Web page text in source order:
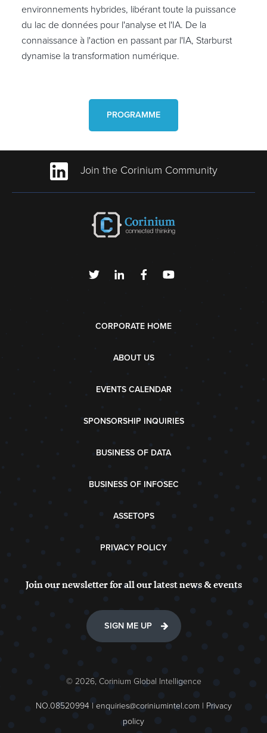
environnements hybrides, libérant toute la puissance
du lac de données pour l'analyse et l'IA. De la
connaissance à l'action en passant par l'IA, Starburst
dynamise la transformation numérique.
PROGRAMME
Join the Corinium Community
CORPORATE HOME
ABOUT US
EVENTS CALENDAR
SPONSORSHIP INQUIRIES
BUSINESS OF DATA
BUSINESS OF INFOSEC
ASSETOPS
PRIVACY POLICY
Join our newsletter for all our latest news & events
SIGN ME UP
© 2026, Corinium Global Intelligence
NO.08520994 | enquiries@coriniumintel.com | Privacy
policy